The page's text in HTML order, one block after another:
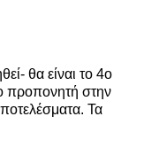
θα είναι το 4ο
προπονητή στην
Τα